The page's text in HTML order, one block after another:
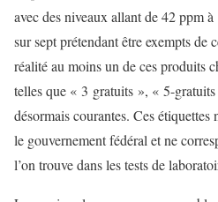
avec des niveaux allant de 42 ppm
sur sept prétendant être exempts de
réalité au moins un de ces produits
telles que « 3 gratuits », « 5-
désormais courantes. Ces étiquettes
le gouvernement fédéral et ne
l’on trouve dans les tests de